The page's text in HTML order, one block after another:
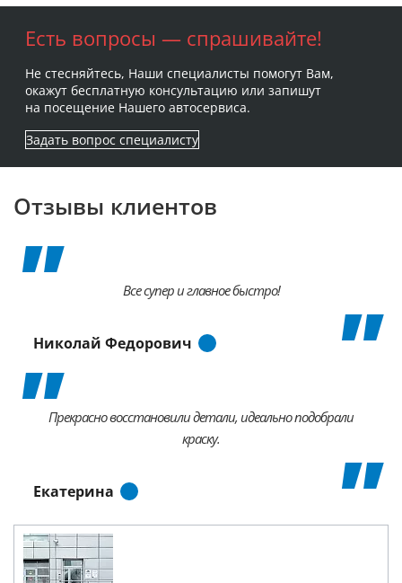
Есть вопросы — спрашивайте!
Не стесняйтесь, Наши специалисты помогут Вам,
окажут бесплатную консультацию или запишут
на посещение Нашего автосервиса.
Задать вопрос специалисту
Отзывы клиентов
Все супер и главное быстро!
Николай Федорович
Прекрасно восстановили детали, идеально подобрали
краску.
Екатерина